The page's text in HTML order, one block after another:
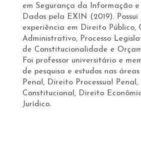
em Segurança da Informação
Dados pela EXIN (2019).
experiência em Direito Público,
Administrativo, Processo
de Constitucionalidade e
Foi professor universitário e
de pesquisa e estudos nas
Penal, Direito Processual
Constitucional, Direito
Jurídico.